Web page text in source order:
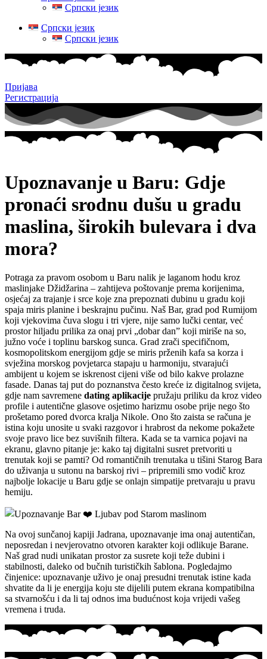
Српски језик
Српски језик
Српски језик
Пријава
Регистрација
Upoznavanje u Baru: Gdje
pronaći srodnu dušu u gradu
maslina, širokih bulevara i dva
mora?
Potraga za pravom osobom u Baru nalik je laganom hodu kroz
maslinjake Džidžarina – zahtijeva poštovanje prema korijenima,
osjećaj za trajanje i srce koje zna prepoznati dubinu u gradu koji
spaja miris planine i beskrajnu pučinu. Naš Bar, grad pod Rumijom
koji vjekovima čuva slogu i tri vjere, nije samo lučki centar, već
prostor hiljadu prilika za onaj prvi „dobar dan” koji miriše na so,
južno voće i toplinu barskog sunca. Grad zrači specifičnom,
kosmopolitskom energijom gdje se miris prženih kafa sa korza i
svježina morskog povjetarca stapaju u harmoniju, stvarajući
ambijent u kojem se iskrenost cijeni više od bilo kakve prolazne
fasade. Danas taj put do poznanstva često kreće iz digitalnog svijeta,
gdje nam savremene dating aplikacije pružaju priliku da kroz video
profile i autentične glasove osjetimo harizmu osobe prije nego što
prošetamo pored dvorca kralja Nikole. Ono što zaista se računa je
istina koju unosite u svaki razgovor i hrabrost da nekome pokažete
svoje pravo lice bez suvišnih filtera. Kada se ta varnica pojavi na
ekranu, glavno pitanje je: kako taj digitalni susret pretvoriti u
trenutak koji se pamti? Od romantičnih trenutaka u tišini Starog Bara
do uživanja u sutonu na barskoj rivi – pripremili smo vodič kroz
najbolje lokacije u Baru gdje se onlajn simpatije pretvaraju u pravu
hemiju.
Na ovoj sunčanoj kapiji Jadrana, upoznavanje ima onaj autentičan,
neposredan i nevjerovatno otvoren karakter koji odlikuje Barane.
Naš grad nudi unikatan prostor za susrete koji teže dubini i
stabilnosti, daleko od bučnih turističkih šablona. Pogledajmo
činjenice: upoznavanje uživo je onaj presudni trenutak istine kada
shvatite da li je energija koju ste dijelili putem ekrana kompatibilna
sa stvarnošću i da li taj odnos ima budućnost koja vrijedi vašeg
vremena i truda.